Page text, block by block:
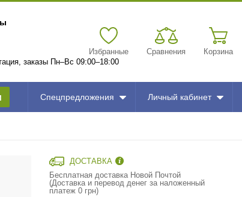
заказы Пн–Вс 09:00–18:00
Избранные Сравнения Корзина
Спецпредложения Личный кабинет
ДОСТАВКА
Бесплатная доставка Новой Почтой
(Доставка и перевод денег за наложенный
платеж 0 грн)